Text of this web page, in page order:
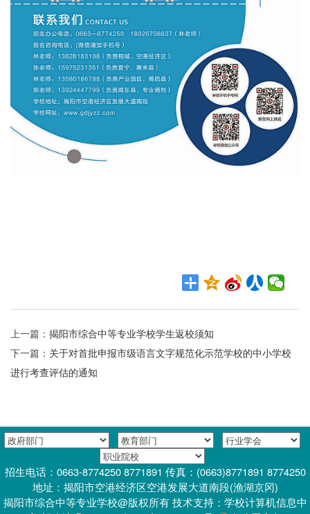
上一篇： 揭阳市综合中等专业学校学生返校须知
下一篇： 关于对首批申报市级语言文字规范化示范学校的中小学校
进行考查评估的通知
招生电话：0663-8774250 8771891 传真：(0663)8771891 8774250
地址：揭阳市空港经济区空港发展大道南段(渔湖京冈)
揭阳市综合中等专业学校@版权所有 技术支持：学校计算机信息中